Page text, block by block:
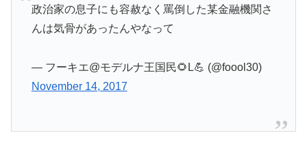
政治家の息子にも容赦なく罵倒した某金融機関さ
んは気骨があったんやなって
— フーキエ@モデルナ王国民🌻L💪 (@foool30)
November 14, 2017